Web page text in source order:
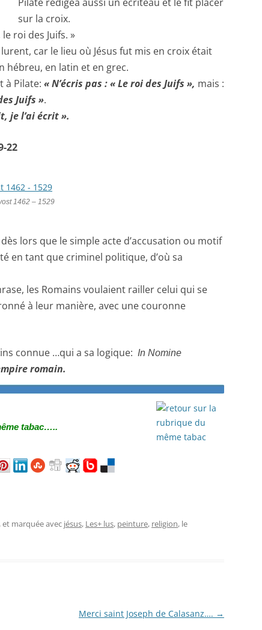
Pilate rédigea aussi un écriteau et le fit placer
sur la croix.
roi des Juifs. »
car le lieu où Jésus fut mis en croix était
hébreu, en latin et en grec.
à Pilate: « N’écris pas : « Le roi des Juifs », mais :
Juifs ».
je l’ai écrit ».
22
1462 – 1529
lors que le simple acte d’accusation ou motif
en tant que criminel politique, d’où sa
les Romains voulaient railler celui qui se
à leur manière, avec une couronne
connue …qui a sa logique: In Nomine
romain.
tabac…..
, et marquée avec jésus, Les+ lus, peinture, religion, le
Merci saint Joseph de Calasanz…. →